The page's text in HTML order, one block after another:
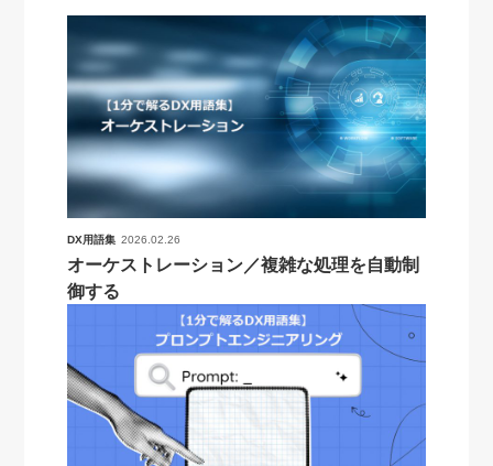
DX用語集 2026.02.26
オーケストレーション／複雑な処理を自動制
御する